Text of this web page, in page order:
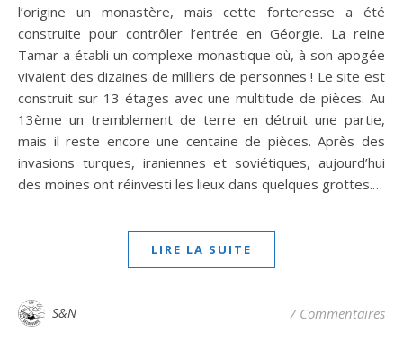
l’origine un monastère, mais cette forteresse a été
construite pour contrôler l’entrée en Géorgie. La reine
Tamar a établi un complexe monastique où, à son apogée
vivaient des dizaines de milliers de personnes ! Le site est
construit sur 13 étages avec une multitude de pièces. Au
13ème un tremblement de terre en détruit une partie,
mais il reste encore une centaine de pièces. Après des
invasions turques, iraniennes et soviétiques, aujourd’hui
des moines ont réinvesti les lieux dans quelques grottes.…
LIRE LA SUITE
S&N 7 Commentaires